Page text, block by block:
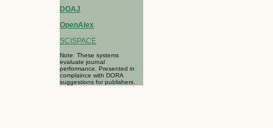
DOAJ
OpenAlex
SCISPACE
Note: These systems
evaluate journal
performance. Presented in
complaince with DORA
suggestions for publishers.